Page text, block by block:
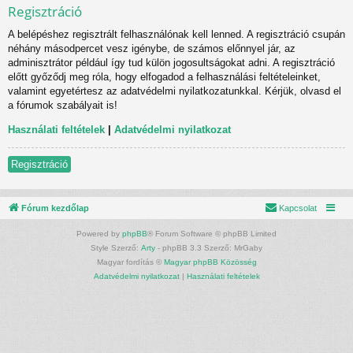
Regisztráció
A belépéshez regisztrált felhasználónak kell lenned. A regisztráció csupán
néhány másodpercet vesz igénybe, de számos előnnyel jár, az
adminisztrátor például így tud külön jogosultságokat adni. A regisztráció
előtt győződj meg róla, hogy elfogadod a felhasználási feltételeinket,
valamint egyetértesz az adatvédelmi nyilatkozatunkkal. Kérjük, olvasd el
a fórumok szabályait is!
Használati feltételek | Adatvédelmi nyilatkozat
Regisztráció
Fórum kezdőlap Kapcsolat
Powered by phpBB® Forum Software © phpBB Limited
Style Szerző: Arty - phpBB 3.3 Szerző: MrGaby
Magyar fordítás © Magyar phpBB Közösség
Adatvédelmi nyilatkozat| Használati feltételek